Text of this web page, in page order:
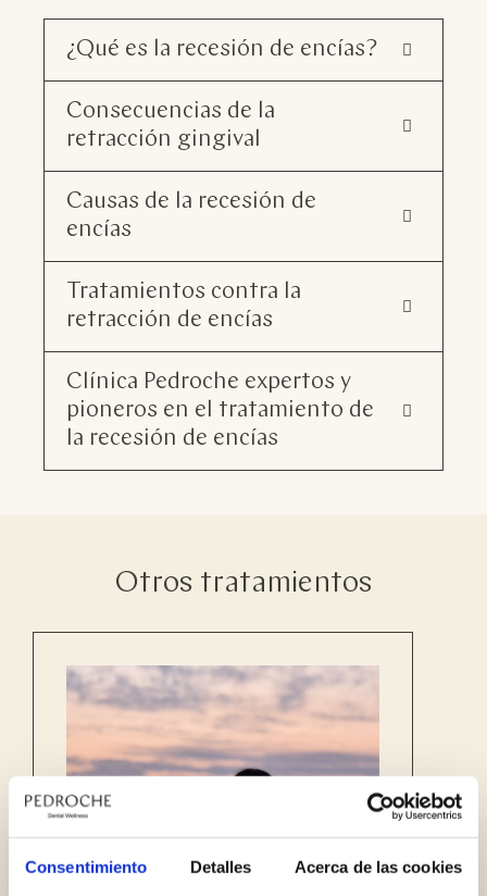
Consentimiento Detalles Acerca de las cookies
¿Qué es la recesión de encías?
Consecuencias de la
retracción gingival
Causas de la recesión de
encías
Tratamientos contra la
retracción de encías
Clínica Pedroche expertos y
pioneros en el tratamiento de
la recesión de encías
Otros tratamientos